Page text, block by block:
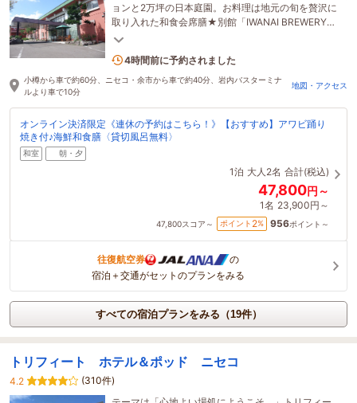
ョンと2万坪の日本庭園。お料理は地元の旬を贅沢に
取り入れた和食会席膳★別館「IWANAI BREWERY
&HOTEL」では醸造所を眺めながらクラフトビール
1名がこの宿を見ています
4時間前に予約されました
小樽から車で約60分、ニセコ・余市から車で約40分、岩内バスターミナ
ルより車で10分
地図・アクセス
オンライン決済限定《連休の予約はこちら！》【おすすめ】アワビ踊り
焼き付♪海鮮和食膳〈貸切風呂無料〉
和室 朝・夕
1泊 大人2名 合計(税込)
47,800円～
1名 23,900円～
47,800スコア～ ポイント 2% 956ポイント～
往復航空券
の
宿泊＋交通がセットのプランをみる
すべての宿泊プランをみる（19件）
トリフィート ホテル＆ポッド ニセコ
4.2
(310件)